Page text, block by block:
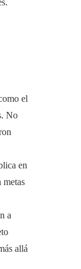
el
No
en
metas
a
allá